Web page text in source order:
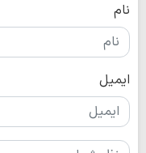
نام
ایمیل